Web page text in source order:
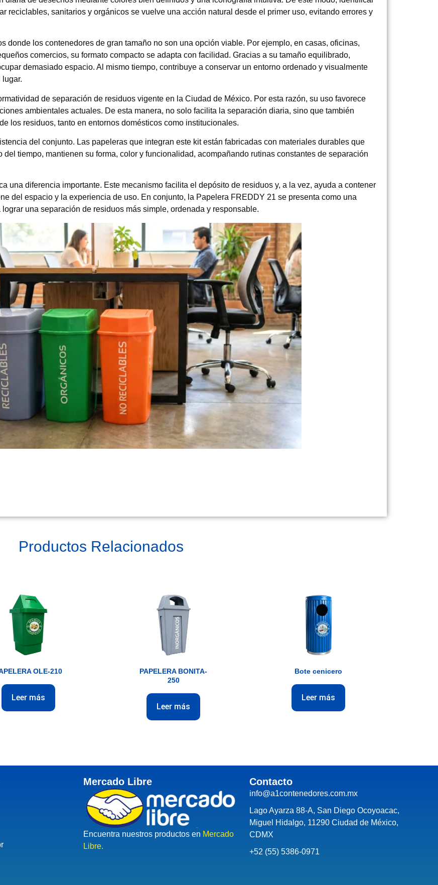
reciclables, sanitarios y orgánicos se vuelve una acción natural desde el primer uso, evitando errores y
donde los contenedores de gran tamaño no son una opción viable. Por ejemplo, en casas, oficinas,
comercios, su formato compacto se adapta con facilidad. Gracias a su tamaño equilibrado,
demasiado espacio. Al mismo tiempo, contribuye a conservar un entorno ordenado y visualmente
lugar.
de separación de residuos vigente en la Ciudad de México. Por esta razón, su uso favorece
ambientales actuales. De esta manera, no solo facilita la separación diaria, sino que también
los residuos, tanto en entornos domésticos como institucionales.
del conjunto. Las papeleras que integran este kit están fabricadas con materiales durables que
tiempo, mantienen su forma, color y funcionalidad, acompañando rutinas constantes de separación
una diferencia importante. Este mecanismo facilita el depósito de residuos y, a la vez, ayuda a contener
del espacio y la experiencia de uso. En conjunto, la Papelera FREDDY 21 se presenta como una
una separación de residuos más simple, ordenada y responsable.
Productos Relacionados
OLE-210
Leer más
PAPELERA BONITA-
250
Leer más
Bote cenicero
Leer más
Mercado Libre
Encuentra nuestros productos en Mercado
Libre.
Contacto
info@a1contenedores.com.mx
Lago Ayarza 88-A, San Diego Ocoyoacac,
Miguel Hidalgo, 11290 Ciudad de México,
CDMX
+52 (55) 5386-0971